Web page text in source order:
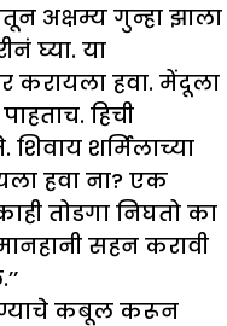
अक्षम्य गुन्हा झाला
घ्या. या
करायला हवा. मेंदूला
हिची
शर्मिलाच्या
हवा ना? एक
तोडगा निघतो का
सहन करावी
कबूल करून